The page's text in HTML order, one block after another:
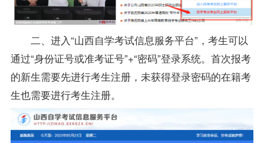
二、进入“山西自学考试信息服务平台”，考生可以
通过“身份证号或准考证号”+“密码”登录系统。首次报考
的新生需要先进行考生注册，未获得登录密码的在籍考
生也需要进行考生注册。